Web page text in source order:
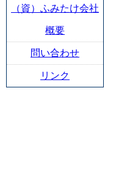
（資）ふみたけ会社
概要
問い合わせ
リンク